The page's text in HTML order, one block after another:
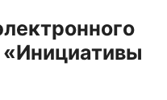
«Инициативы